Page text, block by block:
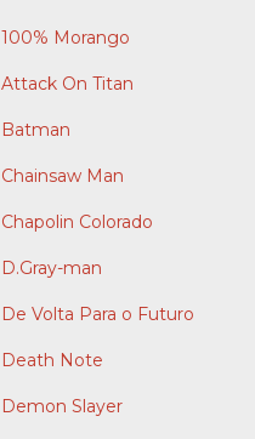
100% Morango
Attack On Titan
Batman
Chainsaw Man
Chapolin Colorado
D.Gray-man
De Volta Para o Futuro
Death Note
Demon Slayer